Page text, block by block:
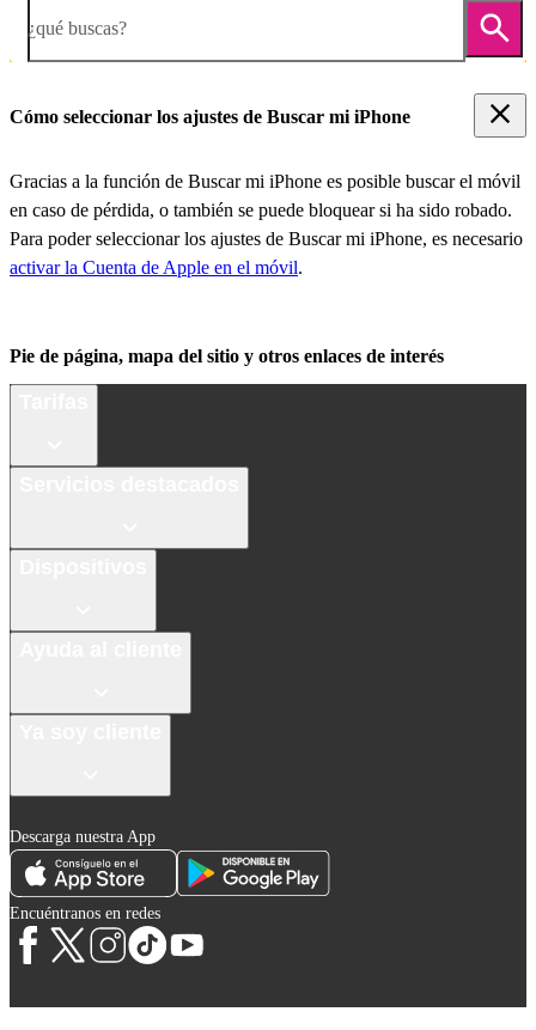
¿qué buscas?
Cómo seleccionar los ajustes de Buscar mi iPhone
Gracias a la función de Buscar mi iPhone es posible buscar el móvil
en caso de pérdida, o también se puede bloquear si ha sido robado.
Para poder seleccionar los ajustes de Buscar mi iPhone, es necesario
activar la Cuenta de Apple en el móvil.
Pie de página, mapa del sitio y otros enlaces de interés
Descarga nuestra App
Encuéntranos en redes